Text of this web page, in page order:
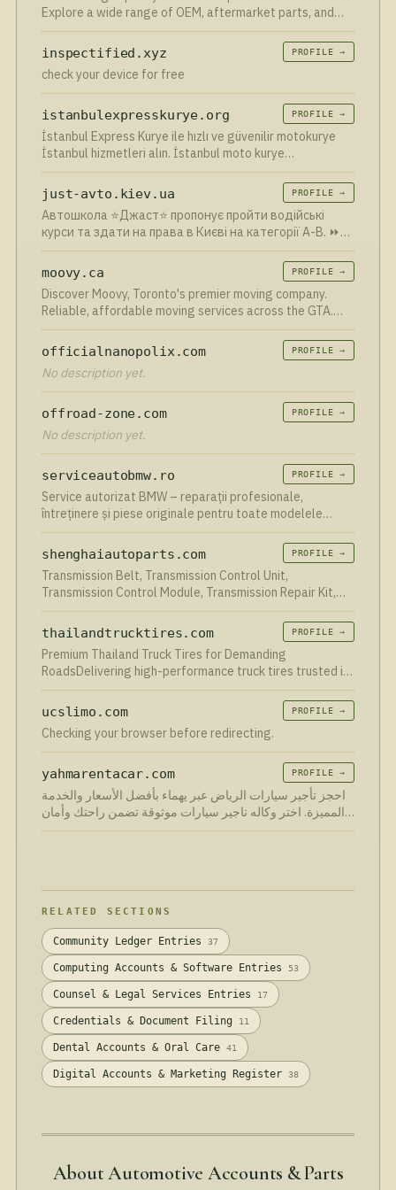
oparte na doświadczeniu i profesjonalnym podejściu.
ogromną różnicę dla całej jednostki napędowej.
Explore a wide range of OEM, aftermarket parts, and
more for various car models. Order now!
inspectified.xyz PROFILE →
check your device for free
istanbulexpresskurye.org PROFILE →
İstanbul Express Kurye ile hızlı ve güvenilir motokurye
İstanbul hizmetleri alın. İstanbul moto kurye
ihtiyaçlarınız için ☎️ 0216 473 0003 - 0212 222 5620.
just-avto.kiev.ua PROFILE →
Автошкола ⭐Джаст⭐ пропонує пройти водійські
курси та здати на права в Києві на категорії A-B. ⏩
Навчання онлайн та в групах ⚡ Сучасні автокурси ✔️
moovy.ca PROFILE →
Discover Moovy, Toronto's premier moving company.
Reliable, affordable moving services across the GTA.
Stress-free residential, commercial, and long-distance
moves with our expert team!
officialnanopolix.com PROFILE →
No description yet.
offroad-zone.com PROFILE →
No description yet.
serviceautobmw.ro PROFILE →
Service autorizat BMW – reparații profesionale,
întreținere și piese originale pentru toate modelele
BMW. Programează-te acum online!
shenghaiautoparts.com PROFILE →
Transmission Belt, Transmission Control Unit,
Transmission Control Module, Transmission Repair Kit,
and all other whole-car auto parts solutions...
thailandtrucktires.com PROFILE →
Premium Thailand Truck Tires for Demanding
RoadsDelivering high-performance truck tires trusted in
over 100 countries worldwide. Built for durability.
Designed […]
ucslimo.com PROFILE →
Checking your browser before redirecting.
yahmarentacar.com PROFILE →
احجز تأجير سيارات الرياض عبر يهماء بأفضل الأسعار والخدمة
المميزة. اختر وكاله تاجير سيارات موثوقة تضمن راحتك وأمان
رحلتك بسهولة وسرعة.
RELATED SECTIONS
Community Ledger Entries 37
Computing Accounts & Software Entries 53
Counsel & Legal Services Entries 17
Credentials & Document Filing 11
Dental Accounts & Oral Care 41
Digital Accounts & Marketing Register 38
About Automotive Accounts & Parts